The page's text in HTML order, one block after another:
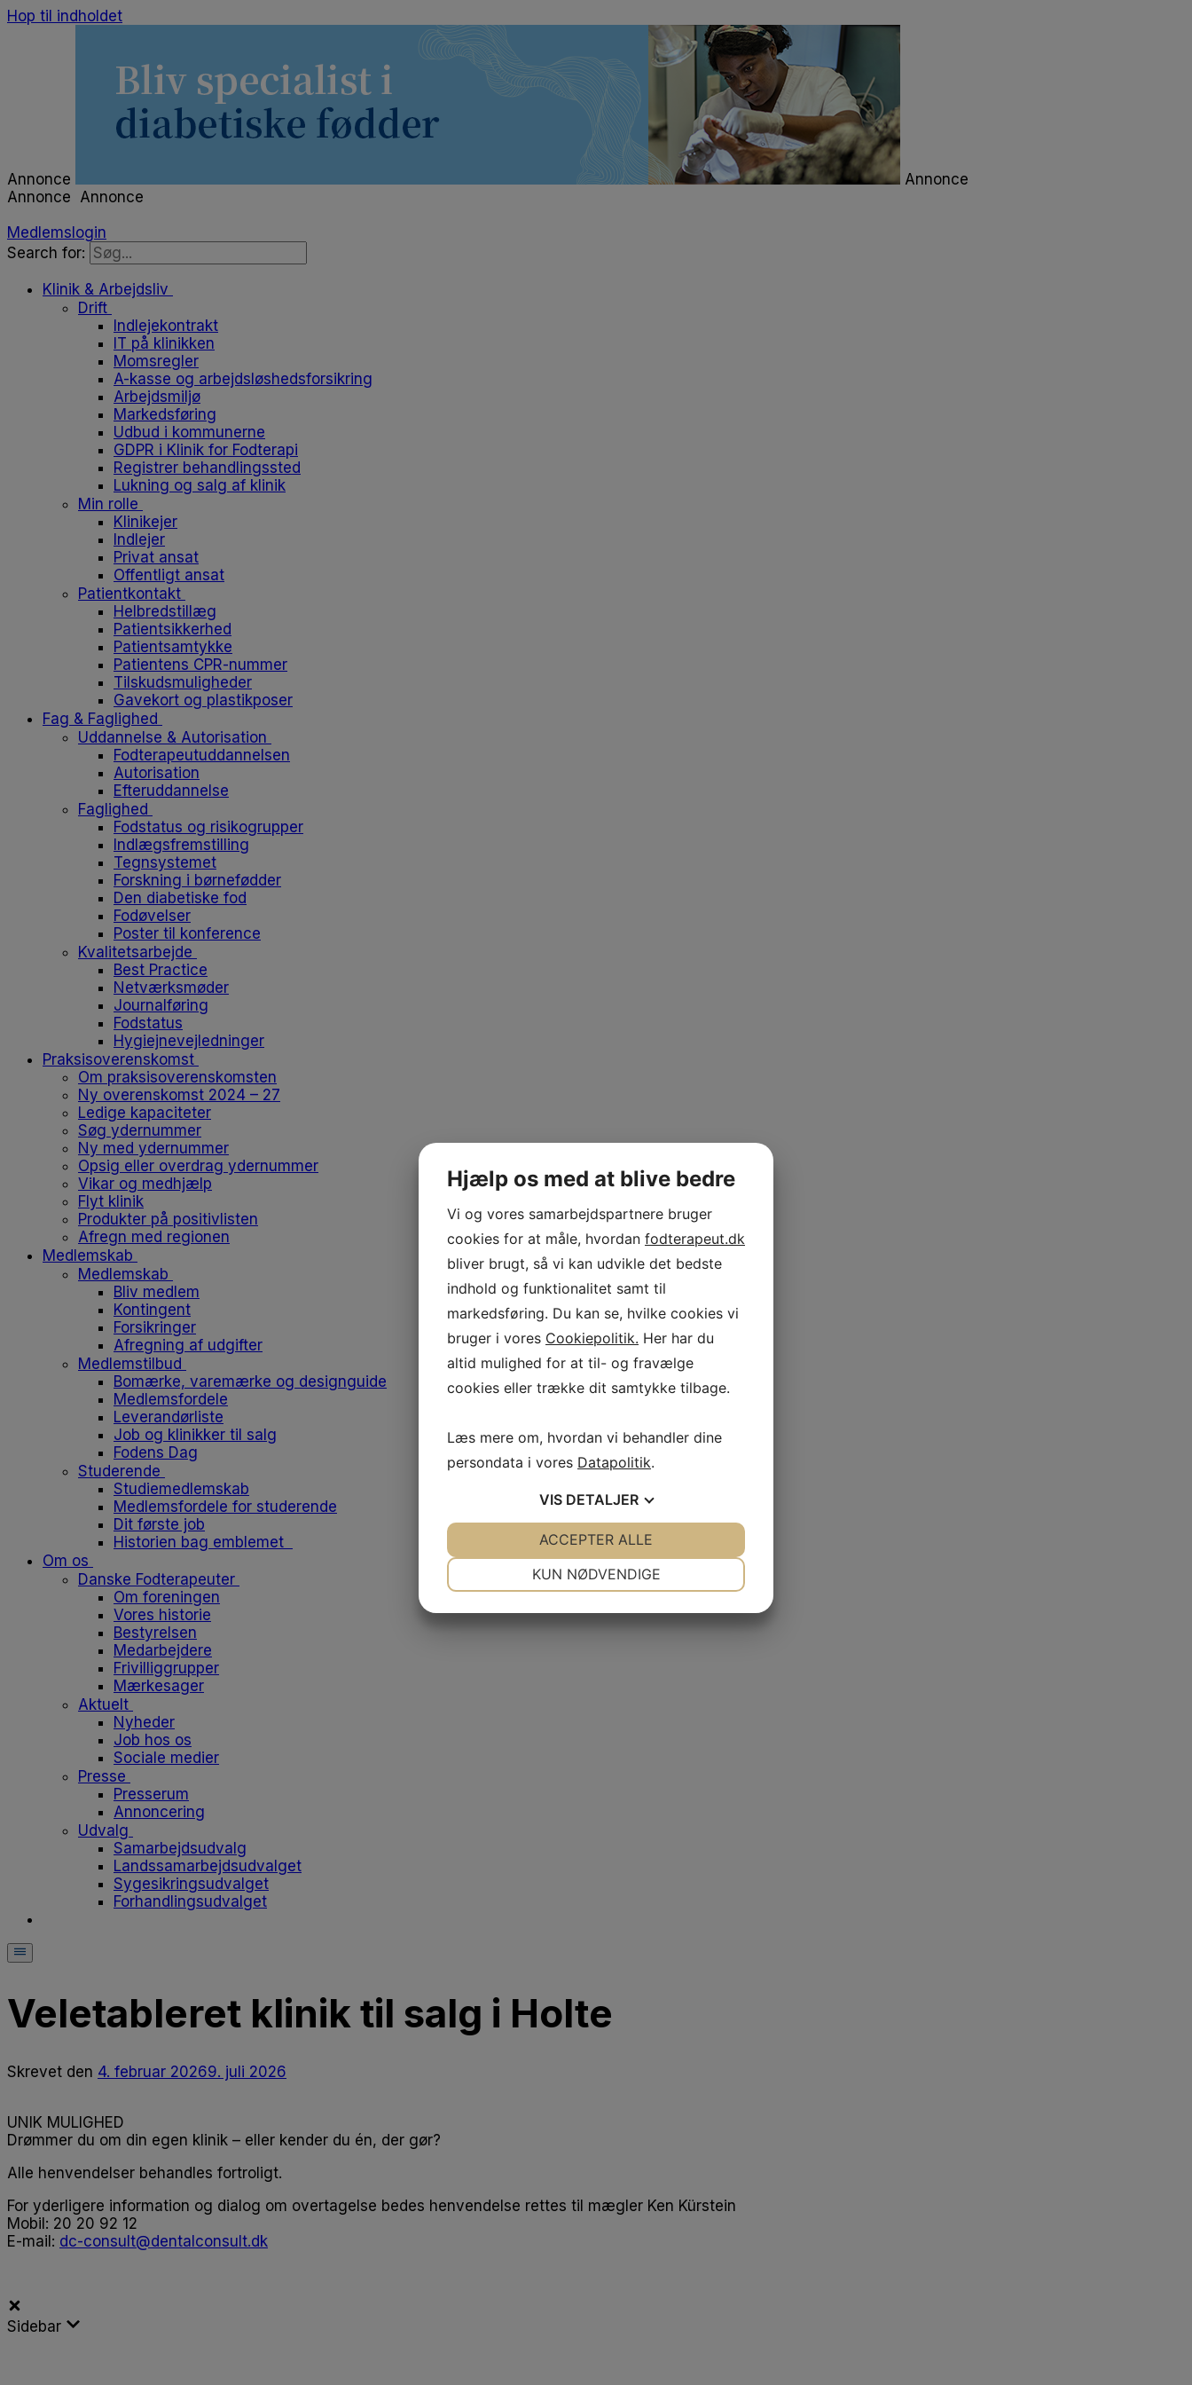
Hop til indholdet
Annonce
Annonce
Annonce Annonce
Medlemslogin
Search for:
Klinik & Arbejdsliv
Drift
Indlejekontrakt
IT på klinikken
Momsregler
A-kasse og arbejdsløshedsforsikring
Arbejdsmiljø
Markedsføring
Udbud i kommunerne
GDPR i Klinik for Fodterapi
Registrer behandlingssted
Lukning og salg af klinik
Min rolle
Klinikejer
Indlejer
Privat ansat
Offentligt ansat
Patientkontakt
Helbredstillæg
Patientsikkerhed
Patientsamtykke
Patientens CPR-nummer
Tilskudsmuligheder
Gavekort og plastikposer
Fag & Faglighed
Uddannelse & Autorisation
Fodterapeutuddannelsen
Autorisation
Efteruddannelse
Faglighed
Fodstatus og risikogrupper
Indlægsfremstilling
Tegnsystemet
Forskning i børnefødder
Den diabetiske fod
Fodøvelser
Poster til konference
Kvalitetsarbejde
Best Practice
Netværksmøder
Journalføring
Fodstatus
Hygiejnevejledninger
Praksisoverenskomst
Om praksisoverenskomsten
Ny overenskomst 2024 – 27
Ledige kapaciteter
Søg ydernummer
Ny med ydernummer
Opsig eller overdrag ydernummer
Vikar og medhjælp
Flyt klinik
Produkter på positivlisten
Afregn med regionen
Medlemskab
Medlemskab
Bliv medlem
Kontingent
Forsikringer
Afregning af udgifter
Medlemstilbud
Bomærke, varemærke og designguide
Medlemsfordele
Leverandørliste
Job og klinikker til salg
Fodens Dag
Studerende
Studiemedlemskab
Medlemsfordele for studerende
Dit første job
Historien bag emblemet
Om os
Danske Fodterapeuter
Om foreningen
Vores historie
Bestyrelsen
Medarbejdere
Frivilliggrupper
Mærkesager
Aktuelt
Nyheder
Job hos os
Sociale medier
Presse
Presserum
Annoncering
Udvalg
Samarbejdsudvalg
Landssamarbejdsudvalget
Sygesikringsudvalget
Forhandlingsudvalget
Veletableret klinik til salg i Holte
Skrevet den 4. februar 20269. juli 2026
UNIK MULIGHED
Drømmer du om din egen klinik – eller kender du én, der gør?
Alle henvendelser behandles fortroligt.
For yderligere information og dialog om overtagelse bedes henvendelse rettes til mægler Ken Kürstein
Mobil: 20 20 92 12
E-mail: dc-consult@dentalconsult.dk
Sidebar
Hjælp os med at blive bedre
Vi og vores samarbejdspartnere bruger
cookies for at måle, hvordan fodterapeut.dk
bliver brugt, så vi kan udvikle det bedste
indhold og funktionalitet samt til
markedsføring. Du kan se, hvilke cookies vi
bruger i vores Cookiepolitik. Her har du
altid mulighed for at til- og fravælge
cookies eller trække dit samtykke tilbage.
Læs mere om, hvordan vi behandler dine
persondata i vores Datapolitik.
VIS DETALJER
NEJ JA
KUN NØDVENDIGE
ACCEPTER ALLE